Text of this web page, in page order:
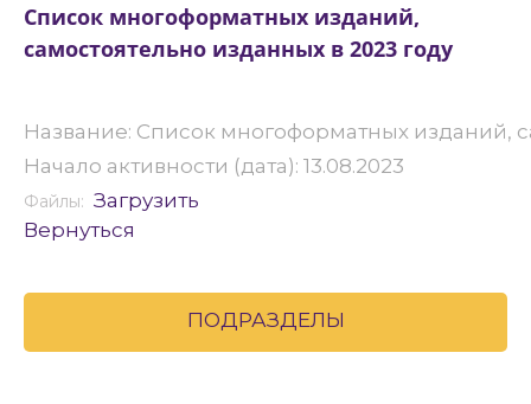
Список многоформатных изданий,
самостоятельно изданных в 2023 году
Название: Список многоформатных изданий,
Начало активности (дата): 13.08.2023
Файлы: Загрузить
Вернуться
ПОДРАЗДЕЛЫ